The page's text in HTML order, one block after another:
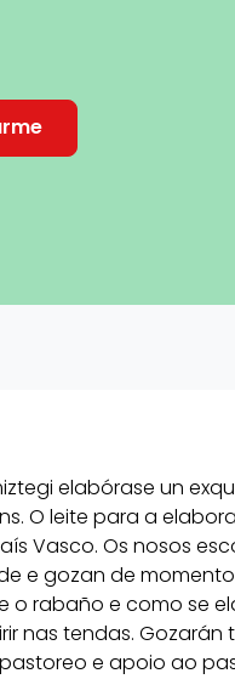
elabórase un
O leite para a
Vasco. Os nosos
e gozan de
o rabaño e como se
nas tendas.
e apoio ao